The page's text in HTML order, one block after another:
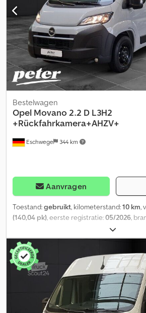
gemeentelijk oranje * Bekleding Crepe
gevoerde hoofdsteunen * VISIBILITY
Eschwege 344 km
Bestelwagen
Opel Movano 2.2 D L3H2
+Rückfahrkamera+AHZV+
Aanvragen
Toestand:gebruikt, kilometerstand:10 km,
(140,04 pk) , eerste registratie:05/2026 ,
, wielbasis:
(TÜV):05/2028, brandstof:diesel, kleur:grijs
overig, soort overbrenging: ,
aantal zitplaatsen:
, totale lengte:2.050
2.530 mm, laadruimte lengte:5.998 mm
,
, laadruimtehoogte:2.524 mm ,
ABS, airbag, airconditioning,
besturing, boordcomputer, centrale